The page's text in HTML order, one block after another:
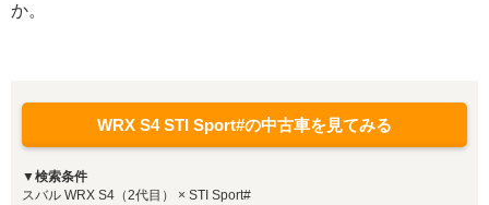
か。
WRX S4 STI Sport#の中古車を見てみる
▼検索条件
スバル WRX S4（2代目） × STI Sport#